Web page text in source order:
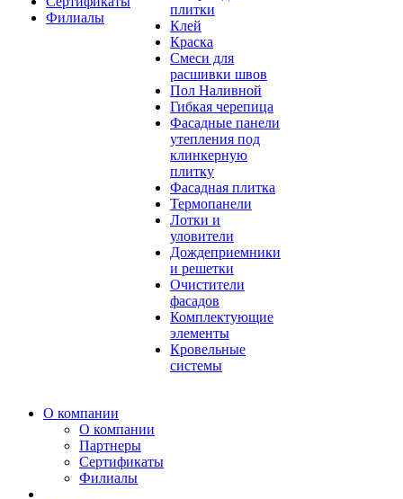
Филиалы
плитки
Клей
Краска
Смеси для
расшивки швов
Пол Наливной
Гибкая черепица
Фасадные панели
утепления под
клинкерную
плитку
Фасадная плитка
Термопанели
Лотки и
уловители
Дождеприемники
и решетки
Очистители
фасадов
Комплектующие
элементы
Кровельные
системы
О компании
О компании
Партнеры
Сертификаты
Филиалы